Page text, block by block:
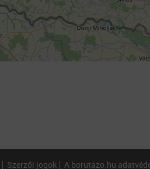
Szerzői jogok A borutazo.hu